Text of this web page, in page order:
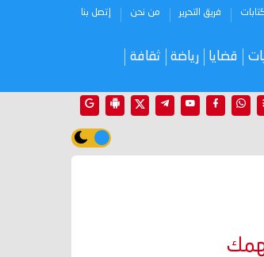
فريق التحرير من نحن إتصل بنا
قضايا رياضة ثقافة